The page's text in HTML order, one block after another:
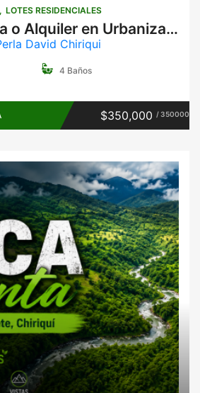
LOTES RESIDENCIALES
Casa en Venta o Alquiler en Urbanización La Perla, David, Chiriquí | 4 Recámaras y 4 Baños
David Chiriqui
4 Baños
$350,000 / 350000
InversionesMontaña
Negocios